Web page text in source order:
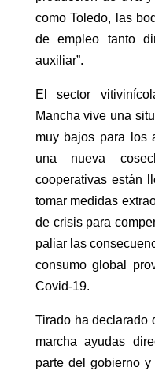
como Toledo, las
de empleo tanto
auxiliar”.
El sector
Mancha vive una
muy bajos para los
una nueva
cooperativas están
tomar medidas
de crisis para
paliar las
consumo global
Covid-19.
Tirado ha declarado
marcha ayudas
parte del gobierno